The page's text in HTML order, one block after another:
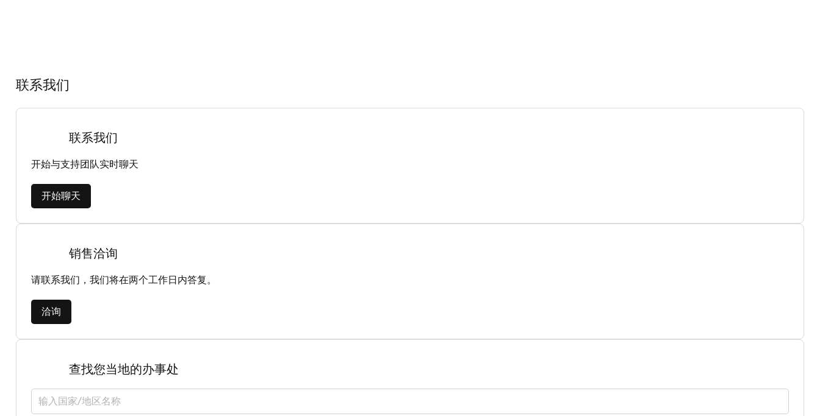
联系我们
联系我们
开始与支持团队实时聊天
开始聊天
销售洽询
请联系我们，我们将在两个工作日内答复。
洽询
查找您当地的办事处
选择国家/地区